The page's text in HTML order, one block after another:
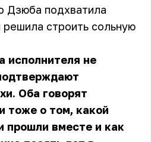
Дзюба подхватила
строить сольную
исполнителя не
Оба говорят
тоже о том, какой
прошли вместе и как